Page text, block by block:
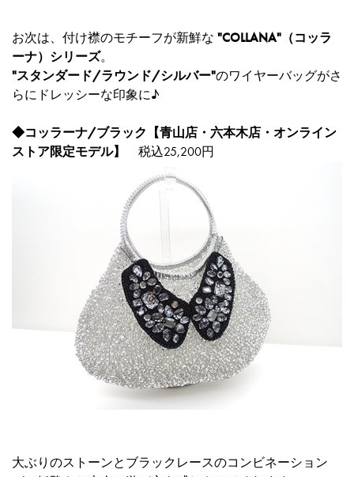
お次は、付け襟のモチーフが新鮮な "COLLANA"（コッラ
ーナ）シリーズ。
"スタンダード/ラウンド/シルバー"のワイヤーバッグがさ
らにドレッシーな印象に♪
◆コッラーナ/ブラック【青山店・六本木店・オンライン
ストア限定モデル】
税込25,200円
大ぶりのストーンとブラックレースのコンビネーション